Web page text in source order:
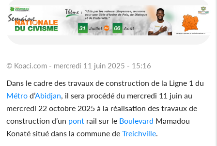
© Koaci.com - mercredi 11 juin 2025 - 15:16
Dans le cadre des travaux de construction de la Ligne 1 du
Métro d’Abidjan, il sera procédé du mercredi 11 juin au
mercredi 22 octobre 2025 à la réalisation des travaux de
construction d’un pont rail sur le Boulevard Mamadou
Konaté situé dans la commune deTreichville.